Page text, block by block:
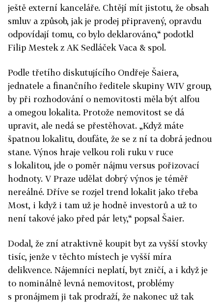
ještě externí kanceláře. Chtějí mít jistotu, že obsah
smluv a způsob, jak je prodej připravený, opravdu
odpovídají tomu, co bylo deklarováno,“ podotkl
Filip Mestek z AK Sedláček Vaca & spol.
Podle třetího diskutujícího Ondřeje Šaiera,
jednatele a finančního ředitele skupiny WIV group,
by při rozhodování o nemovitosti měla být alfou
a omegou lokalita. Protože nemovitost se dá
upravit, ale nedá se přestěhovat. „Když máte
špatnou lokalitu, doufáte, že se z ní ta dobrá jednou
stane. Výnos hraje velkou roli ruku v ruce
s lokalitou, jde o poměr nájmu versus pořizovací
hodnoty. V Praze udělat dobrý výnos je téměř
nereálné. Dříve se rozjel trend lokalit jako třeba
Most, i když i tam už je hodně investorů a už to
není takové jako před pár lety,“ popsal Šaier.
Dodal, že zní atraktivně koupit byt za vyšší stovky
tisíc, jenže v těchto místech je vyšší míra
delikvence. Nájemníci neplatí, byt zničí, a i když je
to nominálně levná nemovitost, problémy
s pronájmem ji tak prodraží, že nakonec už tak